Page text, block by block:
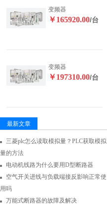
变频器
￥165920.00/台
变频器
￥197310.00/台
最新文章
三菱plc怎么读取模拟量？PLC获取模拟
量的方法
电动机线路为什么要用D型断路器
空气开关进线与负载端接反影响正常使
用吗
万能式断路器的故障及解决